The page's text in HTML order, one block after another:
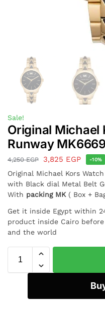
Sale!
Original Michael
Runway
4,250EGP 3,825 EGP -10%
Original Michael Kors
with Black dial Metal Belt
With packing MK ( Box +
Get it inside Egypt within
product inside Cairo
and the world